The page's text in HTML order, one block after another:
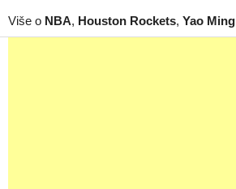
Više o NBA, Houston Rockets, Yao Ming